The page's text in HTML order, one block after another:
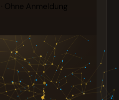
Ohne Anmeldung